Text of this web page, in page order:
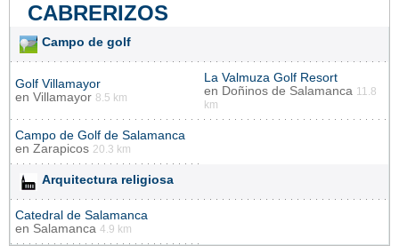
CABRERIZOS
Campo de golf
Golf Villamayor
en Villamayor 8.5 km
La Valmuza Golf Resort
en Doñinos de Salamanca 11.8
km
Campo de Golf de Salamanca
en Zarapicos 20.3 km
Arquitectura religiosa
Catedral de Salamanca
en Salamanca 4.9 km